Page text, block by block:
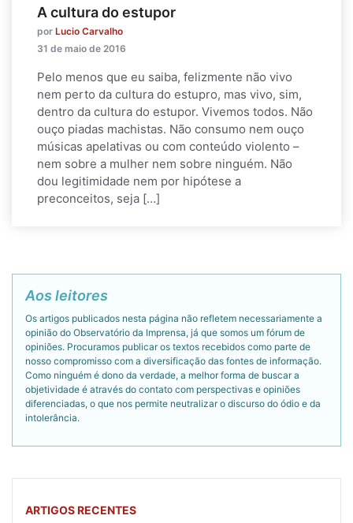
A cultura do estupor
por Lucio Carvalho
31 de maio de 2016
Pelo menos que eu saiba, felizmente não vivo
nem perto da cultura do estupro, mas vivo, sim,
dentro da cultura do estupor. Vivemos todos. Não
ouço piadas machistas. Não consumo nem ouço
músicas apelativas ou com conteúdo violento –
nem sobre a mulher nem sobre ninguém. Não
dou legitimidade nem por hipótese a
preconceitos, seja […]
Aos leitores
Os artigos publicados nesta página não refletem necessariamente a
opinião do Observatório da Imprensa, já que somos um fórum de
opiniões. Procuramos publicar os textos recebidos como parte de
nosso compromisso com a diversificação das fontes de informação.
Como ninguém é dono da verdade, a melhor forma de buscar a
objetividade é através do contato com perspectivas e opiniões
diferenciadas, o que nos permite neutralizar o discurso do ódio e da
intolerância.
ARTIGOS RECENTES